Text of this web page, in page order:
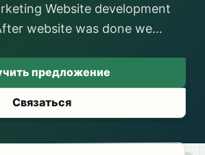
Website development
website was done we…
предложение
Связаться